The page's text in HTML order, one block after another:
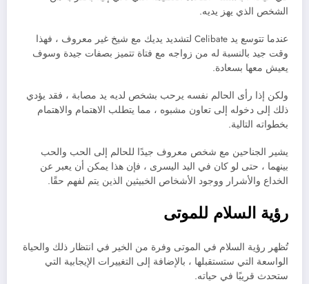
الشخص الذي يهز يديه.
عندما تتوسع يد Celibate لتشديد يديك مع شيخ غير معروف ، فهذا
وقت جيد بالنسبة له من زواجه مع فتاة تتميز بصفات جيدة وسوف
يعيش معها بسعادة.
ولكن إذا رأى الحالم نفسه يرحب بشخص لديه يد مصابة ، فقد يؤدي
ذلك إلى دخوله إلى تعاون مشبوه ، مما يتطلب الاهتمام والاهتمام
بخطواته التالية.
يشير الجناحين مع شخص معروف جيدًا للحالم إلى الحب والحب
بينهما ، حتى لو كان في اليد اليسرى ، فإن هذا يمكن أن يعبر عن
الخداع والأشرار ووجود الأشخاص الخبيثين الذين يتم لفهم حقًا.
رؤية السلام للموتى
تُظهر رؤية السلام في الموتى وفرة من الخير في انتظار ذلك والحياة
الواسعة التي ستستقبلها ، بالإضافة إلى التغييرات الإيجابية التي
ستحدث قريبًا في حياته.